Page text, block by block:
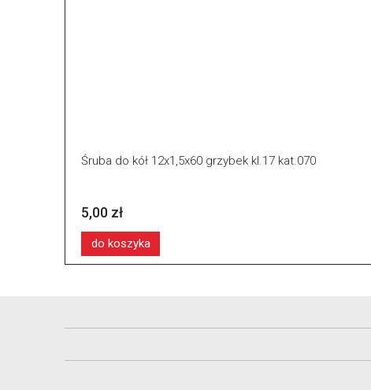
Śruba do kół 12x1,5x60 grzybek kl.17 kat.070
5,00 zł
do koszyka